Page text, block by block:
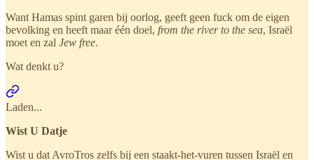
Want Hamas spint garen bij oorlog, geeft geen fuck om de eigen
bevolking en heeft maar één doel, from the river to the sea, Israël
moet en zal Jew free.
Wat denkt u?
Laden...
Wist U Datje
Wist u dat AvroTros zelfs bij een staakt-het-vuren tussen Israël en